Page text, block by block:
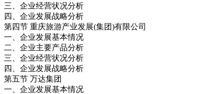
三、企业经营状况分析
四、企业发展战略分析
第四节 重庆旅游产业发展(集团)有限公司
一、企业发展基本情况
二、企业主要产品分析
三、企业经营状况分析
四、企业发展战略分析
第五节 万达集团
一、企业发展基本情况